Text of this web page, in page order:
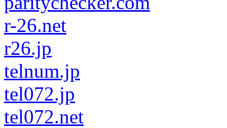
r-26.net
r26.jp
telnum.jp
tel072.jp
tel072.net